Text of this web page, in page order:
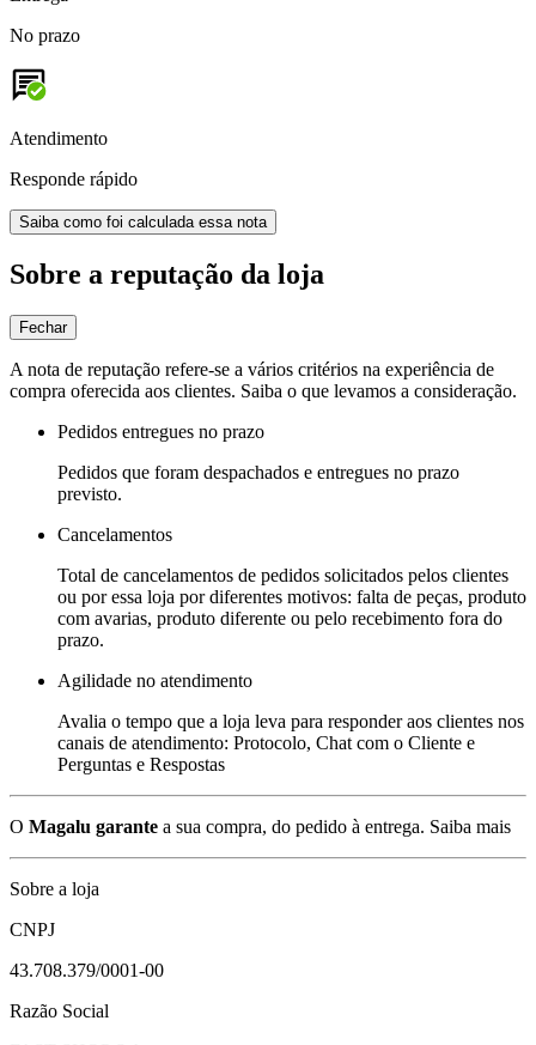
No prazo
Atendimento
Responde rápido
Saiba como foi calculada essa nota
Sobre a reputação da loja
Fechar
A nota de reputação refere-se a vários critérios na experiência de
compra oferecida aos clientes. Saiba o que levamos a consideração.
Pedidos entregues no prazo
Pedidos que foram despachados e entregues no prazo
previsto.
Cancelamentos
Total de cancelamentos de pedidos solicitados pelos clientes
ou por essa loja por diferentes motivos: falta de peças, produto
com avarias, produto diferente ou pelo recebimento fora do
prazo.
Agilidade no atendimento
Avalia o tempo que a loja leva para responder aos clientes nos
canais de atendimento: Protocolo, Chat com o Cliente e
Perguntas e Respostas
O Magalu garante a sua compra, do pedido à entrega. Saiba mais
Sobre a loja
CNPJ
43.708.379/0001-00
Razão Social